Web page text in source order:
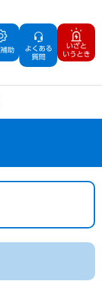
助
よくある
質問
いざと
いうとき